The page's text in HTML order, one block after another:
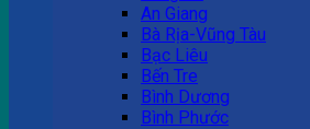
An Giang
Bà Rịa-Vũng Tàu
Bạc Liêu
Bến Tre
Bình Dương
Bình Phước